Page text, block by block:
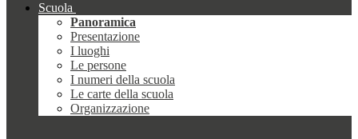
Scuola
Panoramica
Presentazione
I luoghi
Le persone
I numeri della scuola
Le carte della scuola
Organizzazione